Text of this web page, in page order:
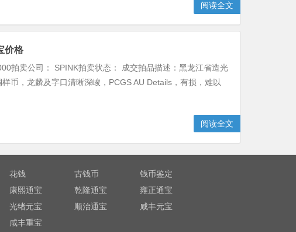
阅读全文
价格
拍卖公司： SPINK拍卖状态： 成交拍品描述：黑龙江省造光
币，龙麟及字口清晰深峻，PCGS AU Details，有损，难以
阅读全文
花钱 古钱币
钱币鉴定
康熙通宝
乾隆通宝
雍正通宝
光绪元宝
顺治通宝
咸丰元宝
咸丰重宝